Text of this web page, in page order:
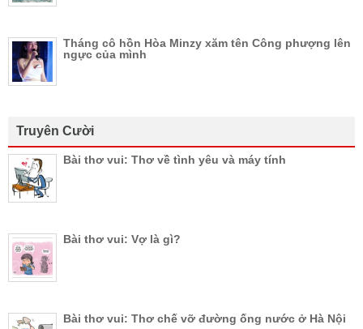
Tháng cô hồn Hòa Minzy xăm tên Công phượng lên
ngực của mình
Truyên Cười
Bài thơ vui: Thơ về tình yêu và máy tính
Bài thơ vui: Vợ là gì?
Bài thơ vui: Thơ chế vỡ đường ống nước ở Hà Nội